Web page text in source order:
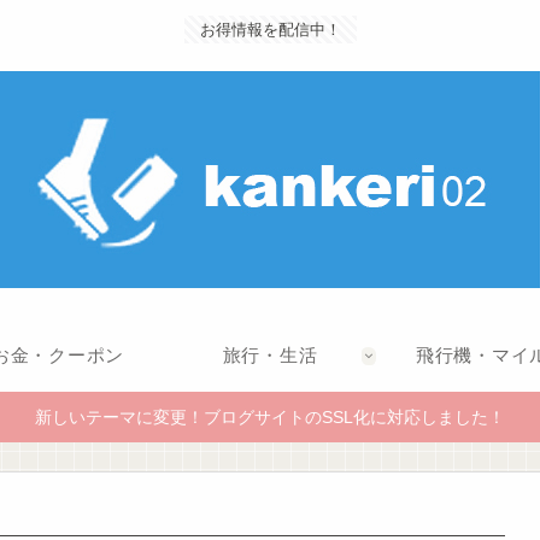
お得情報を配信中！
金・クーポン 旅行・生活 飛行機・マイ
新しいテーマに変更！ブログサイトのSSL化に対応しました！